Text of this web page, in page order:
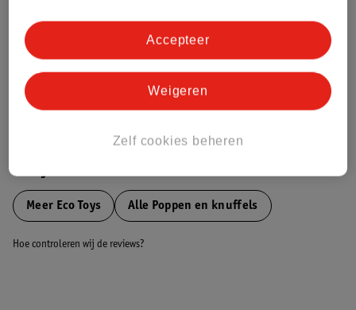
Meer informatie
Bestel & Bezorginformatie
Bekijk ook
Meer Eco Toys Alle Poppen en knuffels
Hoe controleren wij de reviews?
Zelf cookies beheren
Weigeren
Accepteer